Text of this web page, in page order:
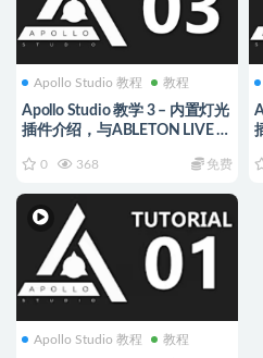
Apollo Studio 教程 教程
Apollo Studio 教学 3 – 内置灯光
插件介绍，与ABLETON LIVE 连
0 368 免费
Apollo Studio 教程 教程